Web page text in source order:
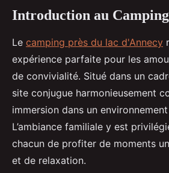
Introduction au
Le camping près du lac d'Annecy
expérience parfaite pour les
de convivialité. Situé dans un
site conjugue harmonieusement
immersion dans un
L’ambiance familiale y est
chacun de profiter de moments
et de relaxation.